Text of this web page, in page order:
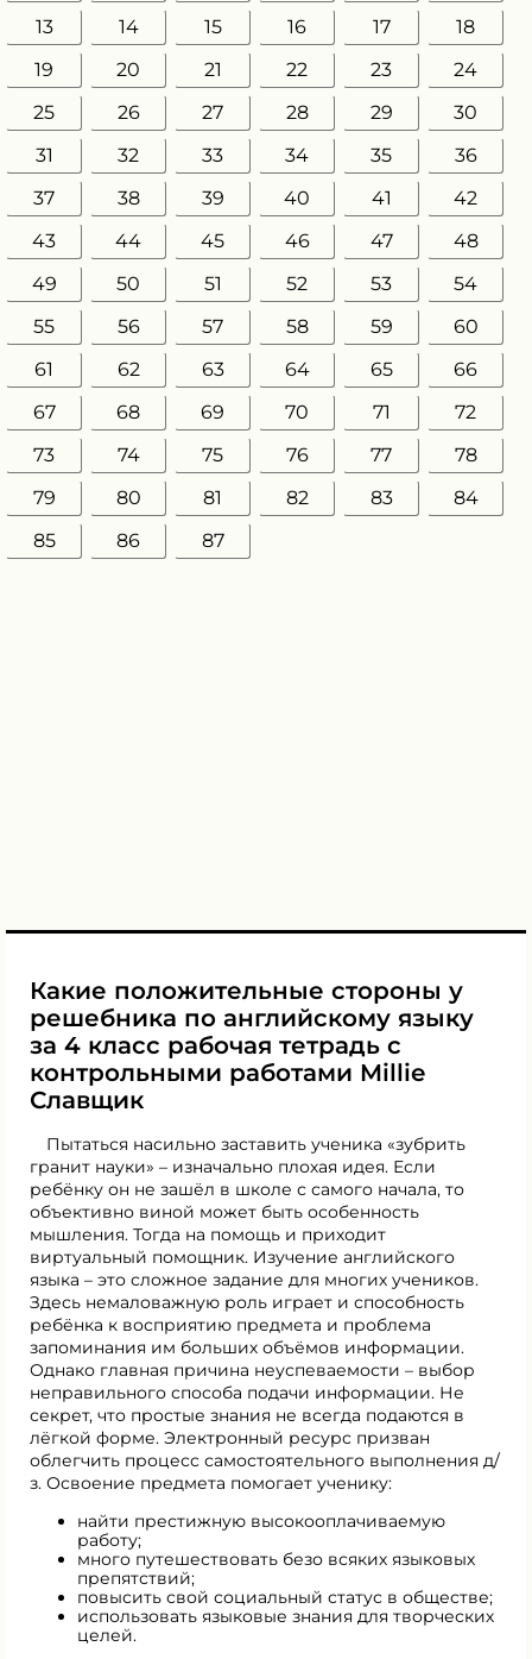
13 14 15 16 17
18
19
20 21 22 23
24
25
26 27 28 29
30
31
32 33 34 35
36
37
38 39 40 41
42
43
44 45 46 47
48
49
50 51 52 53
54
55
56 57 58 59
60
61
62 63 64 65
66
67
68 69 70 71
72
73
74 75 76 77
78
79
80 81 82 83
84
85
86 87
Какие положительные стороны у
решебника по английскому языку
за 4 класс рабочая тетрадь с
контрольными работами Millie
Славщик
Пытаться насильно заставить ученика «зубрить
гранит науки» – изначально плохая идея. Если
ребёнку он не зашёл в школе с самого начала, то
объективно виной может быть особенность
мышления. Тогда на помощь и приходит
виртуальный помощник. Изучение английского
языка – это сложное задание для многих учеников.
Здесь немаловажную роль играет и способность
ребёнка к восприятию предмета и проблема
запоминания им больших объёмов информации.
Однако главная причина неуспеваемости – выбор
неправильного способа подачи информации. Не
секрет, что простые знания не всегда подаются в
лёгкой форме. Электронный ресурс призван
облегчить процесс самостоятельного выполнения д/
з. Освоение предмета помогает ученику:
найти престижную высокооплачиваемую
работу;
много путешествовать безо всяких языковых
препятствий;
повысить свой социальный статус в обществе;
использовать языковые знания для творческих
целей.